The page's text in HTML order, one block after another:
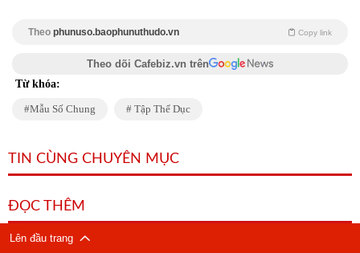
Theo phunuso.baophunuthudo.vn Copy link
Theo dõi Cafebiz.vn trên
Từ khóa:
Mẫu Số Chung Tập Thể Dục
TIN CÙNG CHUYÊN MỤC
ĐỌC THÊM
Lên đầu trang